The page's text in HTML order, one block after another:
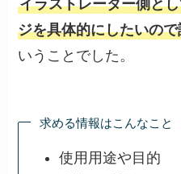
イラストレーター側と
ジを具体的にしたいの
いうことでした。
求める情報はこんなこと
使用用途や目的